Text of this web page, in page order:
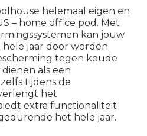
helemaal eigen en
– home office pod. Met
kan jouw
jaar door worden
tegen koude
als een
tijdens de
het
extra functionaliteit
het hele jaar.